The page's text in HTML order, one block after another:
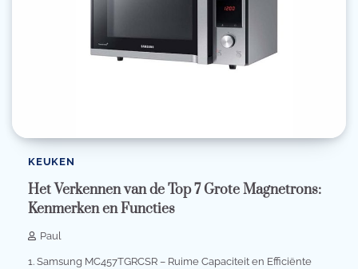
KEUKEN
Het Verkennen van de Top 7 Grote Magnetrons:
Kenmerken en Functies
Paul
1. Samsung MC457TGRCSR – Ruime Capaciteit en Efficiënte